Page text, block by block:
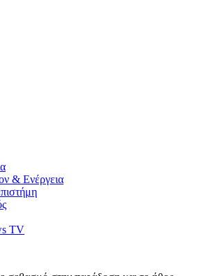
& Ενέργεια
TV